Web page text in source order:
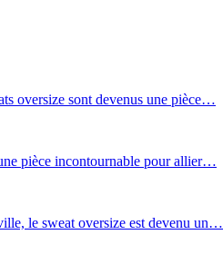
oversize sont devenus une pièce…
pièce incontournable pour allier…
le sweat oversize est devenu un…